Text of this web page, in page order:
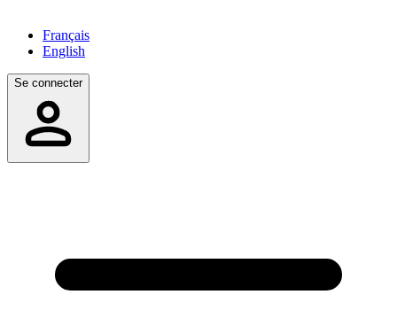
Français
English
Se connecter